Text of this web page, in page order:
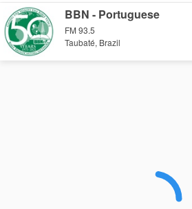
BBN - Portuguese
FM 93.5
Taubaté, Brazil